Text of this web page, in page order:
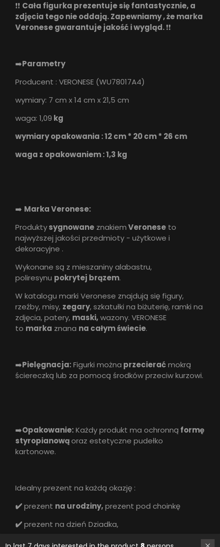
❗️❗️ Cała figurka prezentuje się fantastycznie, a
zdjęcia tego nie oddają. Zapewniamy , że marka
Veronese gwarantuje jakość i wygląd.❗️❗️
➡️Parametry
Producent : VERONESE (WU78017A4)
wymiary: 7 cm x 14 cm x 21,5 cm
waga: 1,09 kg
wymiary opakowania : 12 cm * 20 cm * 26 cm
waga z opakowaniem : 1,3 kg
➡️ Marka Veronese:
Produktysygnowane znakiemVeronese to
najwyższej jakości przedmioty - użytkowe i
dekoracyjne .
Wykonane są z mieszaniny alabastru,
poliresynu pokrytej brązem.
W katalogu marki Veronese znajdują się figury,
rzeźby, misy, zegary, szkatułki na biżuterię, ramki na
zdjęcia, patery, maski,wazony. VERONESE
to marka znana na całym świecie.
➡️Pielęgnacja:Figurki można przecieraćmokrą
ściereczką lub za pomocą środków przeciw kurzowi.
➡️Opakowanie:Każdy produkt ma ochronną formę
styropianowąoraz estetyczne pudełko
kartonowe.
Idealny prezent na każdą okazję :
✔️prezent na urodziny,prezent pod choinkę
✔️prezent na dzień Dziadka,
✔️ prezent na dzień Babci